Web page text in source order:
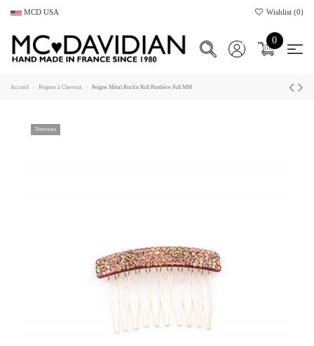
MCD USA Wishlist (0)
0
Accueil Peignes à Cheveux Peigne Métal Rock'n Roll Panthère Full MM
Nouveau